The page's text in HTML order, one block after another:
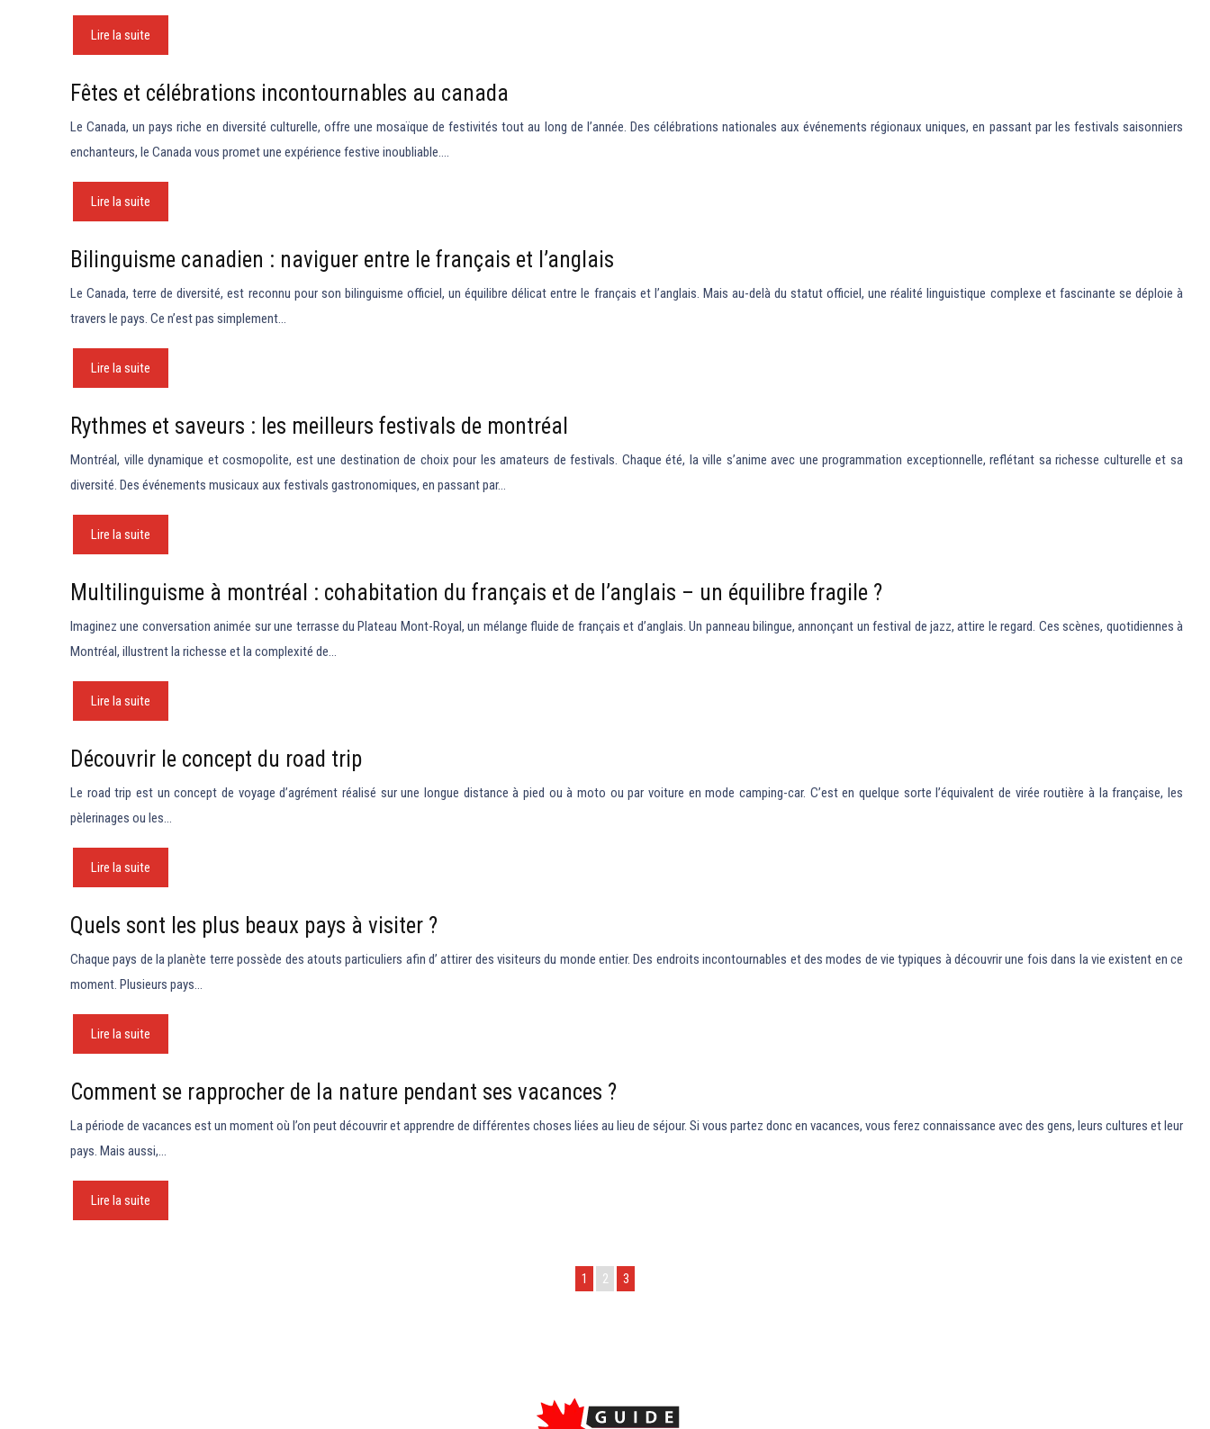
Lire la suite
Fêtes et célébrations incontournables au canada
Le Canada, un pays riche en diversité culturelle, offre une mosaïque de festivités tout au long de l’année. Des célébrations nationales aux événements régionaux uniques, en passant par les festivals saisonniers
enchanteurs, le Canada vous promet une expérience festive inoubliable….
Lire la suite
Bilinguisme canadien : naviguer entre le français et l’anglais
Le Canada, terre de diversité, est reconnu pour son bilinguisme officiel, un équilibre délicat entre le français et l’anglais. Mais au-delà du statut officiel, une réalité linguistique complexe et fascinante se déploie à
travers le pays. Ce n’est pas simplement…
Lire la suite
Rythmes et saveurs : les meilleurs festivals de montréal
Montréal, ville dynamique et cosmopolite, est une destination de choix pour les amateurs de festivals. Chaque été, la ville s’anime avec une programmation exceptionnelle, reflétant sa richesse culturelle et sa
diversité. Des événements musicaux aux festivals gastronomiques, en passant par…
Lire la suite
Multilinguisme à montréal : cohabitation du français et de l’anglais – un équilibre fragile ?
Imaginez une conversation animée sur une terrasse du Plateau Mont-Royal, un mélange fluide de français et d’anglais. Un panneau bilingue, annonçant un festival de jazz, attire le regard. Ces scènes, quotidiennes à
Montréal, illustrent la richesse et la complexité de…
Lire la suite
Découvrir le concept du road trip
Le road trip est un concept de voyage d’agrément réalisé sur une longue distance à pied ou à moto ou par voiture en mode camping-car. C’est en quelque sorte l’équivalent de virée routière à la française, les
pèlerinages ou les…
Lire la suite
Quels sont les plus beaux pays à visiter ?
Chaque pays de la planète terre possède des atouts particuliers afin d’ attirer des visiteurs du monde entier. Des endroits incontournables et des modes de vie typiques à découvrir une fois dans la vie existent en ce
moment. Plusieurs pays…
Lire la suite
Comment se rapprocher de la nature pendant ses vacances ?
La période de vacances est un moment où l’on peut découvrir et apprendre de différentes choses liées au lieu de séjour. Si vous partez donc en vacances, vous ferez connaissance avec des gens, leurs cultures et leur
pays. Mais aussi,…
Lire la suite
1 2 3